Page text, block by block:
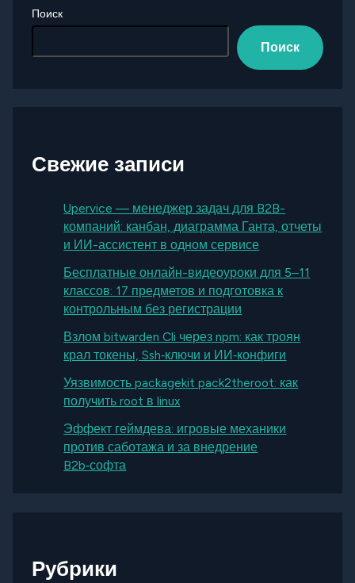
Поиск
Поиск
Свежие записи
Upervice — менеджер задач для B2B-
компаний: канбан, диаграмма Ганта, отчеты
и ИИ-ассистент в одном сервисе
Бесплатные онлайн-видеоуроки для 5–11
классов: 17 предметов и подготовка к
контрольным без регистрации
Взлом bitwarden Cli через npm: как троян
крал токены, Ssh‑ключи и ИИ‑конфиги
Уязвимость packagekit pack2theroot: как
получить root в linux
Эффект геймдева: игровые механики
против саботажа и за внедрение
B2b‑софта
Рубрики